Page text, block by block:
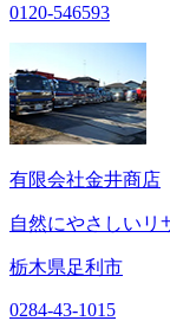
0120-546593
有限会社金井商店
自然にやさしいリ
栃木県足利市
0284-43-1015